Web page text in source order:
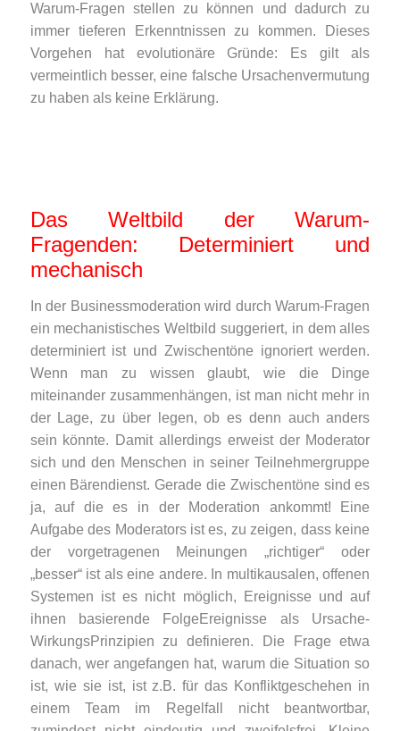
Warum-Fragen stellen zu können und dadurch zu
immer tieferen Erkenntnissen zu kommen. Dieses
Vorgehen hat evolutionäre Gründe: Es gilt als
vermeintlich besser, eine falsche Ursachenvermutung
zu haben als keine Erklärung.
Das Weltbild der Warum-
Fragenden: Determiniert und
mechanisch
In der Businessmoderation wird durch Warum-Fragen
ein mechanistisches Weltbild suggeriert, in dem alles
determiniert ist und Zwischentöne ignoriert werden.
Wenn man zu wissen glaubt, wie die Dinge
miteinander zusammenhängen, ist man nicht mehr in
der Lage, zu über legen, ob es denn auch anders
sein könnte. Damit allerdings erweist der Moderator
sich und den Menschen in seiner Teilnehmergruppe
einen Bärendienst. Gerade die Zwischentöne sind es
ja, auf die es in der Moderation ankommt! Eine
Aufgabe des Moderators ist es, zu zeigen, dass keine
der vorgetragenen Meinungen „richtiger“ oder
„besser“ ist als eine andere. In multikausalen, offenen
Systemen ist es nicht möglich, Ereignisse und auf
ihnen basierende FolgeEreignisse als Ursache-
WirkungsPrinzipien zu definieren. Die Frage etwa
danach, wer angefangen hat, warum die Situation so
ist, wie sie ist, ist z.B. für das Konfliktgeschehen in
einem Team im Regelfall nicht beantwortbar,